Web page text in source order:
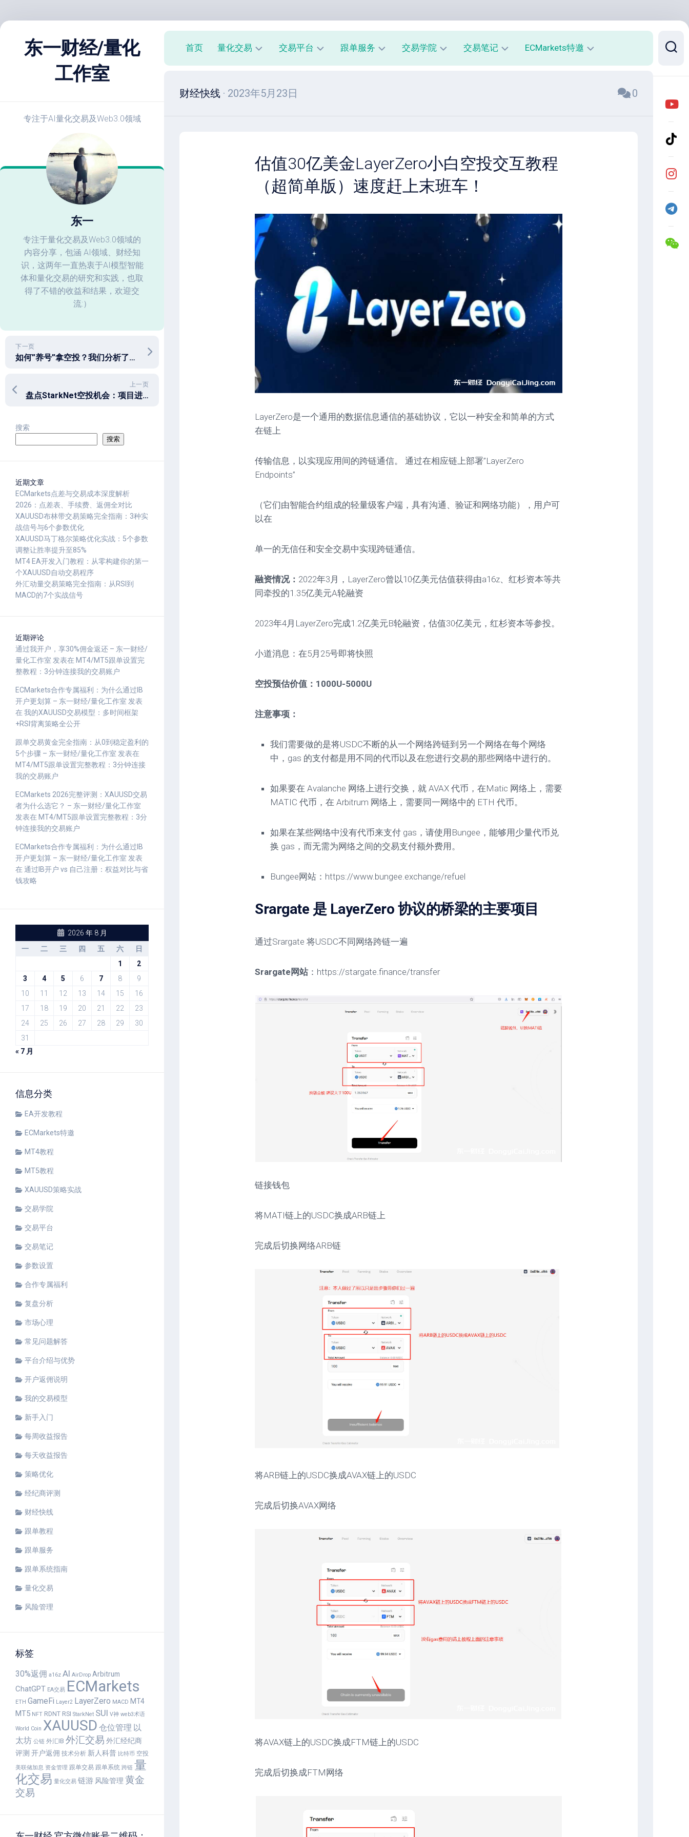
跳
东一财经/量化
工作室
专注于AI量化交易及Web3.0领域
东一
专注于量化交易及Web3.0领域的
内容分享，包涵 AI领域、财经知
识，这两年一直热衷于AI模型智能
体和量化交易的研究和实践，也取
得了不错的收益和结果，欢迎交
流:）
下一页
如何”养号”拿空投？我们分析了几个教科书级的空投
上一页
盘点StarkNet空投机会：项目进展、交互策略和空投情况
搜索
搜索
近期文章
ECMarkets点差与交易成本深度解析
2026：点差表、手续费、返佣全对比
XAUUSD布林带交易策略完全指南：3种实
战信号与6个参数优化
XAUUSD马丁格尔策略优化实战：5个参数
调整让胜率提升至85%
MT4 EA开发入门教程：从零构建你的第一
个XAUUSD自动交易程序
外汇动量交易策略完全指南：从RSI到
MACD的7个实战信号
近期评论
通过我开户，享30%佣金返还 – 东一财经/
量化工作室 发表在 MT4/MT5跟单设置完
整教程：3分钟连接我的交易账户
ECMarkets合作专属福利：为什么通过IB
开户更划算 – 东一财经/量化工作室 发表
在 我的XAUUSD交易模型：多时间框架
+RSI背离策略全公开
跟单交易黄金完全指南：从0到稳定盈利的
5个步骤 – 东一财经/量化工作室 发表在
MT4/MT5跟单设置完整教程：3分钟连接
我的交易账户
ECMarkets 2026完整评测：XAUUSD交易
者为什么选它？ – 东一财经/量化工作室
发表在 MT4/MT5跟单设置完整教程：3分
钟连接我的交易账户
ECMarkets合作专属福利：为什么通过IB
开户更划算 – 东一财经/量化工作室 发表
在 通过IB开户 vs 自己注册：权益对比与省
钱攻略
2026 年 8 月
一
二 三 四 五 六
日
1
2
3
4 5 6 7 8
9
10
11 12 13 14 15
16
17
18 19 20 21 22
23
24
25 26 27 28 29
30
31
« 7 月
信息分类
EA开发教程
ECMarkets特邀
MT4教程
MT5教程
XAUUSD策略实战
交易学院
交易平台
交易笔记
参数设置
合作专属福利
复盘分析
市场心理
常见问题解答
平台介绍与优势
开户返佣说明
我的交易模型
新手入门
每周收益报告
每天收益报告
策略优化
经纪商评测
财经快线
跟单教程
跟单服务
跟单系统指南
量化交易
风险管理
标签
30%返佣 a16z AI AirDrop Arbitrum
ChatGPT EA交易 ECMarkets
ETH GameFi Layer2 LayerZero MACD MT4
MT5 NFT RDNT RSI StarkNet SUI V神 web3术语
World Coin XAUUSD 仓位管理 以
太坊 公链 外汇IB 外汇交易 外汇经纪商
评测 开户返佣 技术分析 新人科普 比特币 空投
美联储加息 资金管理 跟单交易 跟单系统 跨链 量
化交易 量化交易 链游 风险管理 黄金
交易
首页 量化交易
策
交易平台
教
经
商
评
跟单服务
跟
单
数
设
置
交易学院
理
市
交易笔记
月
度
盘
复
盘
分
ECMarkets特邀
开
明
合
常
见
问
题
联
系
主
财经快线 · 2023年5月23日 0
估值30亿美金LayerZero小白空投交互教程
（超简单版）速度赶上末班车！
LayerZero是一个通用的数据信息通信的基础协议，它以一种安全和简单的方式
在链上
传输信息，以实现应用间的跨链通信。 通过在相应链上部署”LayerZero
Endpoints”
（它们由智能合约组成的轻量级客户端，具有沟通、验证和网络功能），用户可
以在
单一的无信任和安全交易中实现跨链通信。
融资情况： 2022年3月，LayerZero曾以10亿美元估值获得由a16z、红杉资本等共
同牵投的1.35亿美元A轮融资
2023年4月LayerZero完成1.2亿美元B轮融资，估值30亿美元，红杉资本等参投。
小道消息：在5月25号即将快照
空投预估价值：1000U-5000U
注意事项：
我们需要做的是将USDC不断的从一个网络跨链到另一个网络在每个网络
中，gas 的支付都是用不同的代币以及在您进行交易的那些网络中进行的。
如果要在 Avalanche 网络上进行交换，就 AVAX 代币，在Matic 网络上，需要
MATIC 代币，在 Arbitrum 网络上，需要同一网络中的 ETH 代币。
如果在某些网络中没有代币来支付 gas，请使用Bungee，能够用少量代币兑
换 gas，而无需为网络之间的交易支付额外费用。
Bungee网站：https://www.bungee.exchange/refuel
Srargate 是 LayerZero 协议的桥梁的主要项目
通过Srargate 将USDC不同网络跨链一遍
Srargate网站：https://stargate.finance/transfer
链接钱包
将MATI链上的USDC换成ARB链上
完成后切换网络ARB链
将ARB链上的USDC换成AVAX链上的USDC
完成后切换AVAX网络
将AVAX链上的USDC换成FTM链上的USDC
完成后切换成FTM网络